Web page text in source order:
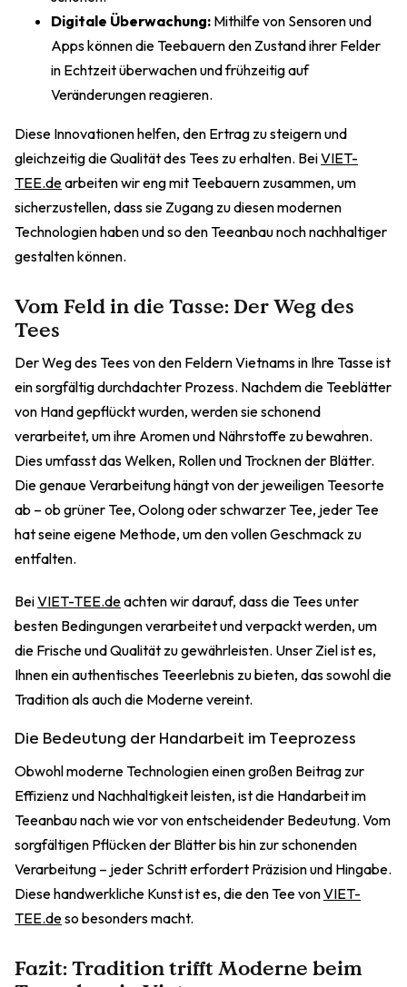
Digitale Überwachung: Mithilfe von Sensoren und
Apps können die Teebauern den Zustand ihrer Felder
in Echtzeit überwachen und frühzeitig auf
Veränderungen reagieren.
Diese Innovationen helfen, den Ertrag zu steigern und
gleichzeitig die Qualität des Tees zu erhalten. BeiVIET-
TEE.dearbeiten wir eng mit Teebauern zusammen, um
sicherzustellen, dass sie Zugang zu diesen modernen
Technologien haben und so den Teeanbau noch nachhaltiger
gestalten können.
Vom Feld in die Tasse: Der Weg des
Tees
Der Weg des Tees von den Feldern Vietnams in Ihre Tasse ist
ein sorgfältig durchdachter Prozess. Nachdem die Teeblätter
von Hand gepflückt wurden, werden sie schonend
verarbeitet, um ihre Aromen und Nährstoffe zu bewahren.
Dies umfasst das Welken, Rollen und Trocknen der Blätter.
Die genaue Verarbeitung hängt von der jeweiligen Teesorte
ab – ob grüner Tee, Oolong oder schwarzer Tee, jeder Tee
hat seine eigene Methode, um den vollen Geschmack zu
entfalten.
BeiVIET-TEE.deachten wir darauf, dass die Tees unter
besten Bedingungen verarbeitet und verpackt werden, um
die Frische und Qualität zu gewährleisten. Unser Ziel ist es,
Ihnen ein authentisches Teeerlebnis zu bieten, das sowohl die
Tradition als auch die Moderne vereint.
Die Bedeutung der Handarbeit im Teeprozess
Obwohl moderne Technologien einen großen Beitrag zur
Effizienz und Nachhaltigkeit leisten, ist die Handarbeit im
Teeanbau nach wie vor von entscheidender Bedeutung. Vom
sorgfältigen Pflücken der Blätter bis hin zur schonenden
Verarbeitung – jeder Schritt erfordert Präzision und Hingabe.
Diese handwerkliche Kunst ist es, die den Tee vonVIET-
TEE.deso besonders macht.
Fazit: Tradition trifft Moderne beim